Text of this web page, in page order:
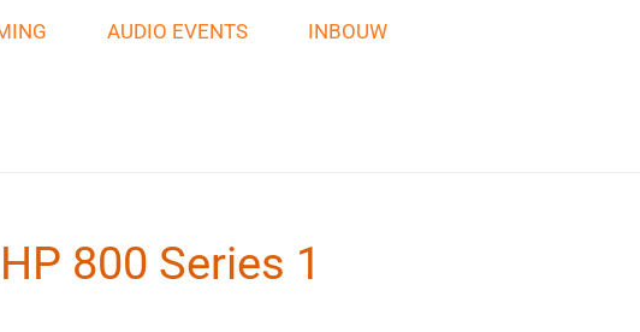
AUDIO EVENTS INBOUW
800 Series 1